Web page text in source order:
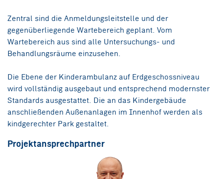
Zentral sind die Anmeldungsleitstelle und der
gegenüberliegende Wartebereich geplant. Vom
Wartebereich aus sind alle Untersuchungs- und
Behandlungsräume einzusehen.
Die Ebene der Kinderambulanz auf Erdgeschossniveau
wird vollständig ausgebaut und entsprechend modernster
Standards ausgestattet. Die an das Kindergebäude
anschließenden Außenanlagen im Innenhof werden als
kindgerechter Park gestaltet.
Projektansprechpartner